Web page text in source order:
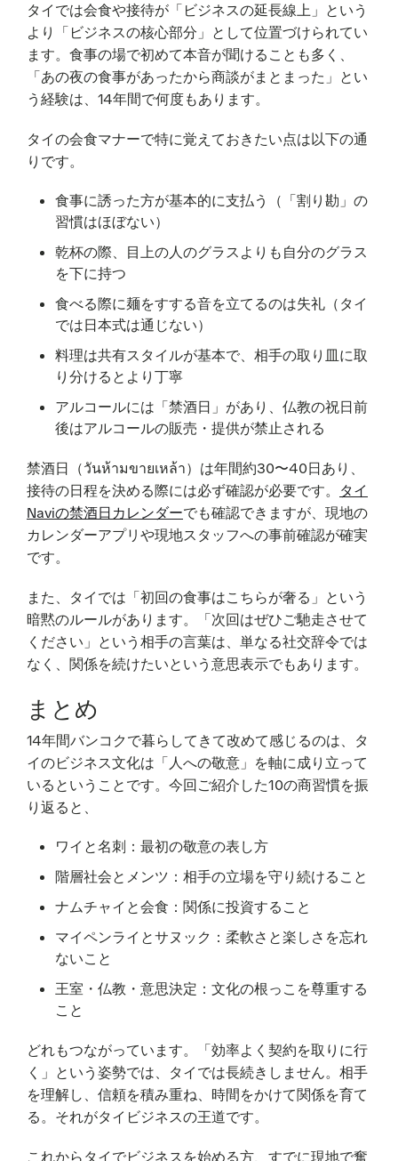
タイでは会食や接待が「ビジネスの延長線上」という
より「ビジネスの核心部分」として位置づけられてい
ます。食事の場で初めて本音が聞けることも多く、
「あの夜の食事があったから商談がまとまった」とい
う経験は、14年間で何度もあります。
タイの会食マナーで特に覚えておきたい点は以下の通
りです。
食事に誘った方が基本的に支払う（「割り勘」の
習慣はほぼない）
乾杯の際、目上の人のグラスよりも自分のグラス
を下に持つ
食べる際に麺をすする音を立てるのは失礼（タイ
では日本式は通じない）
料理は共有スタイルが基本で、相手の取り皿に取
り分けるとより丁寧
アルコールには「禁酒日」があり、仏教の祝日前
後はアルコールの販売・提供が禁止される
禁酒日（วันห้ามขายเหล้า）は年間約30〜40日あり、
接待の日程を決める際には必ず確認が必要です。 タイ
Naviの禁酒日カレンダーでも確認できますが、現地の
カレンダーアプリや現地スタッフへの事前確認が確実
です。
また、タイでは「初回の食事はこちらが奢る」という
暗黙のルールがあります。「次回はぜひご馳走させて
ください」という相手の言葉は、単なる社交辞令では
なく、関係を続けたいという意思表示でもあります。
まとめ
14年間バンコクで暮らしてきて改めて感じるのは、タ
イのビジネス文化は「人への敬意」を軸に成り立って
いるということです。今回ご紹介した10の商習慣を振
り返ると、
ワイと名刺：最初の敬意の表し方
階層社会とメンツ：相手の立場を守り続けること
ナムチャイと会食：関係に投資すること
マイペンライとサヌック：柔軟さと楽しさを忘れ
ないこと
王室・仏教・意思決定：文化の根っこを尊重する
こと
どれもつながっています。「効率よく契約を取りに行
く」という姿勢では、タイでは長続きしません。相手
を理解し、信頼を積み重ね、時間をかけて関係を育て
る。それがタイビジネスの王道です。
これからタイでビジネスを始める方、すでに現地で奮